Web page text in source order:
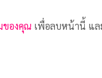
ของคุณ เพื่อลบหน้านี้ แล